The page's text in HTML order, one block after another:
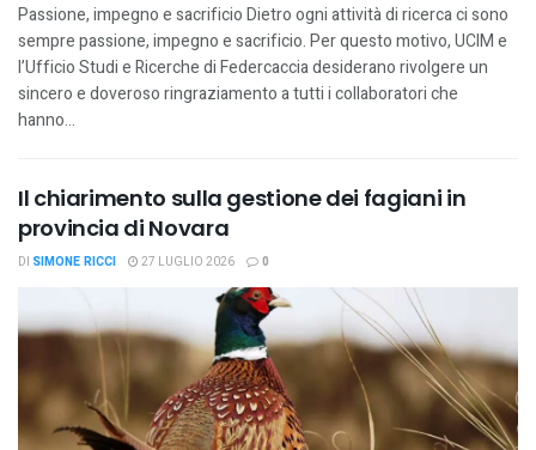
Passione, impegno e sacrificio Dietro ogni attività di ricerca ci sono
sempre passione, impegno e sacrificio. Per questo motivo, UCIM e
l’Ufficio Studi e Ricerche di Federcaccia desiderano rivolgere un
sincero e doveroso ringraziamento a tutti i collaboratori che
hanno...
Il chiarimento sulla gestione dei fagiani in
provincia di Novara
DI SIMONE RICCI 27 LUGLIO 2026 0